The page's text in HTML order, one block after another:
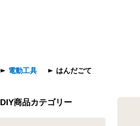
電動工具 はんだごて
DIY商品カテゴリー